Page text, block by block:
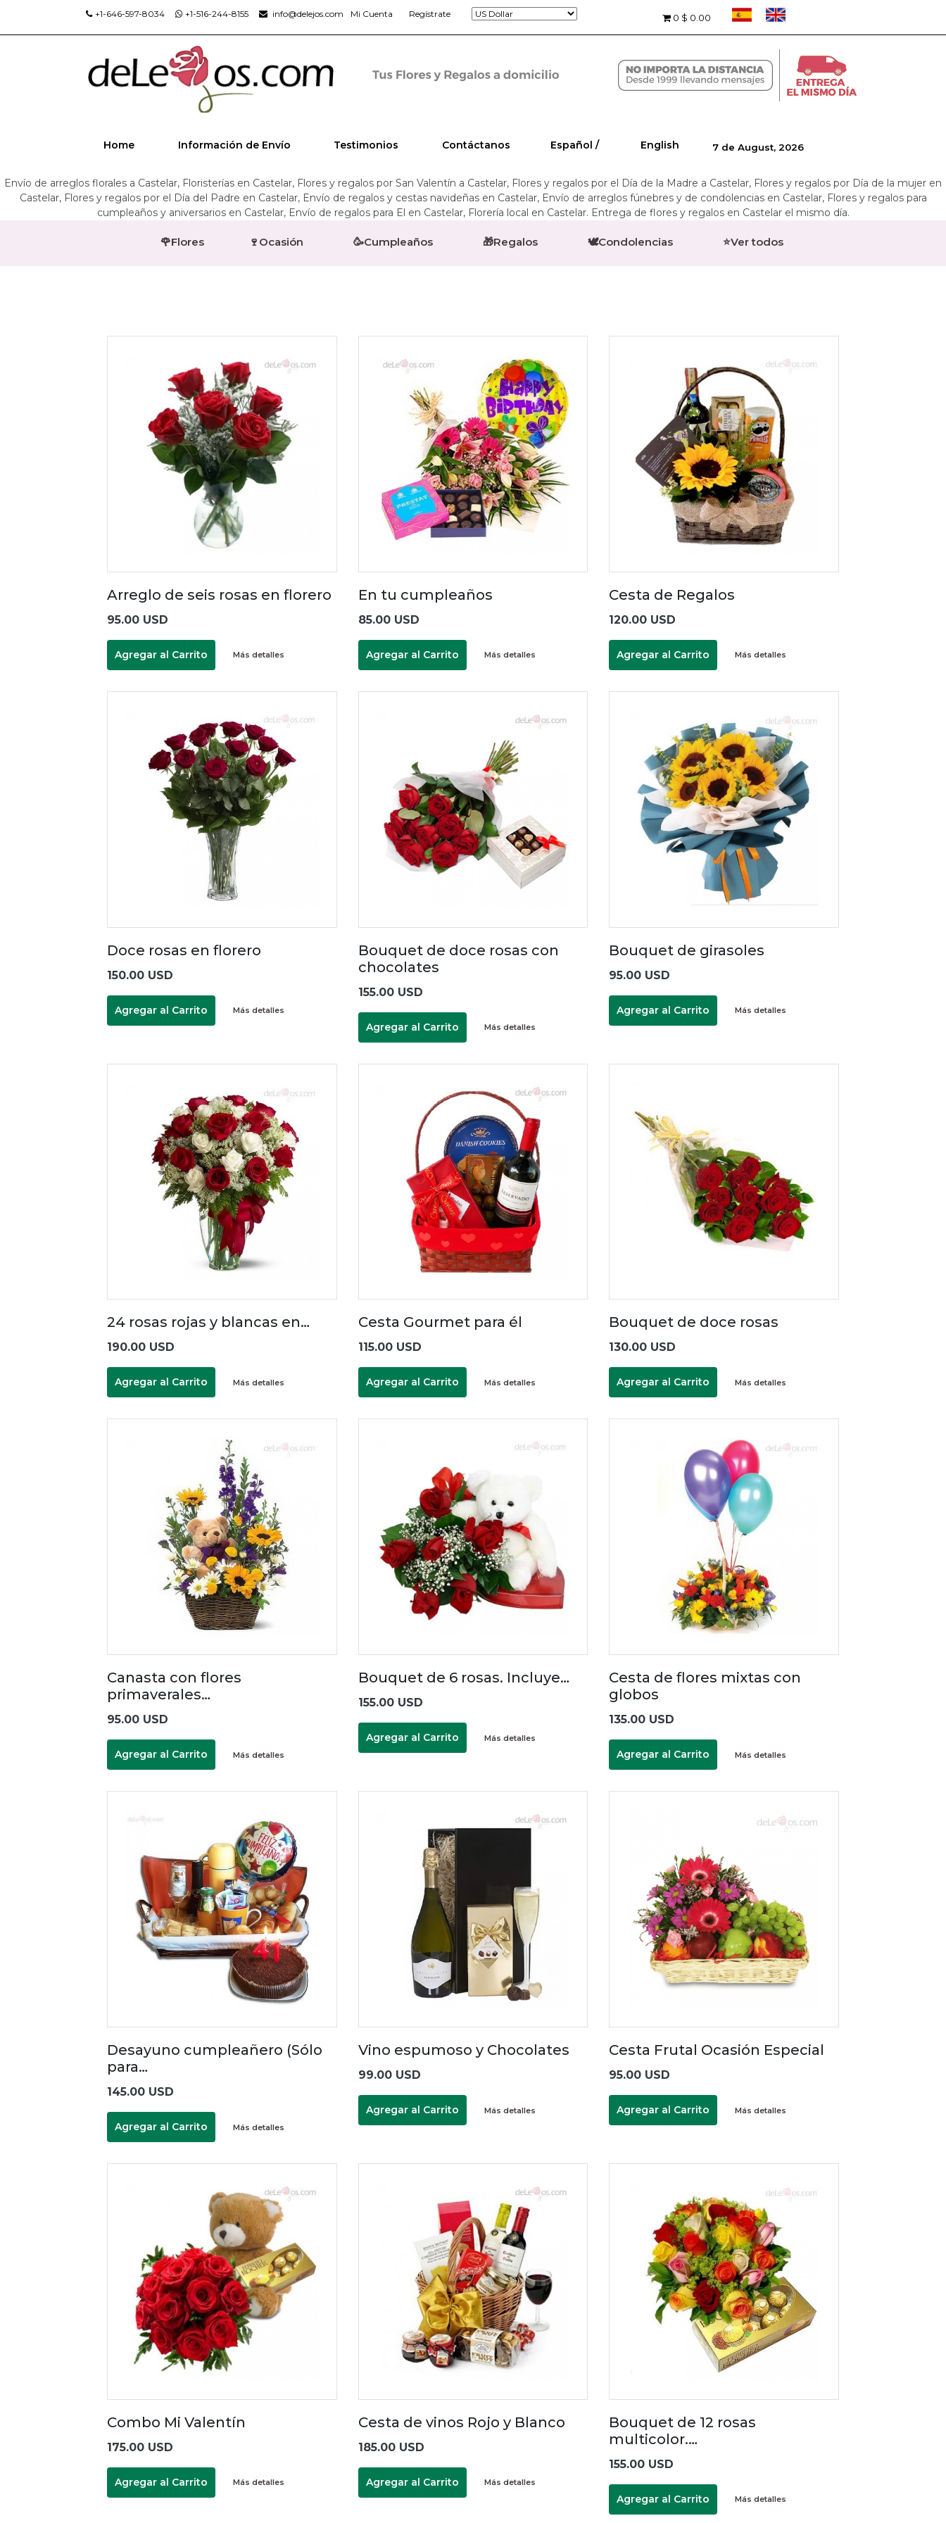
+1-646-597-8034 +1-516-244-8155 info@delejos.com Mi Cuenta Regístrate 0 $ 0.00
Home Información de Envío Testimonios Contáctanos Español / English 7 de August, 2026
Envío de arreglos florales a Castelar, Floristerías en Castelar, Flores y regalos por San Valentín a Castelar, Flores y regalos por el Día de la Madre a Castelar, Flores y regalos por Día de la mujer en
Castelar, Flores y regalos por el Día del Padre en Castelar, Envío de regalos y cestas navideñas en Castelar, Envío de arreglos fúnebres y de condolencias en Castelar, Flores y regalos para
cumpleaños y aniversarios en Castelar, Envío de regalos para El en Castelar, Florería local en Castelar. Entrega de flores y regalos en Castelar el mismo día.
🌹Flores 🍷Ocasión 🥳Cumpleaños 🎁Regalos 🕊️Condolencias ⭐Ver todos
Arreglo de seis rosas en florero
95.00 USD
Agregar al Carrito Más detalles
En tu cumpleaños
85.00 USD
Agregar al Carrito Más detalles
Cesta de Regalos
120.00 USD
Agregar al Carrito Más detalles
Doce rosas en florero
150.00 USD
Agregar al Carrito Más detalles
Bouquet de doce rosas con
chocolates
155.00 USD
Agregar al Carrito Más detalles
Bouquet de girasoles
95.00 USD
Agregar al Carrito Más detalles
24 rosas rojas y blancas en…
190.00 USD
Agregar al Carrito Más detalles
Cesta Gourmet para él
115.00 USD
Agregar al Carrito Más detalles
Bouquet de doce rosas
130.00 USD
Agregar al Carrito Más detalles
Canasta con flores
primaverales…
95.00 USD
Agregar al Carrito Más detalles
Bouquet de 6 rosas. Incluye…
155.00 USD
Agregar al Carrito Más detalles
Cesta de flores mixtas con
globos
135.00 USD
Agregar al Carrito Más detalles
Desayuno cumpleañero (Sólo
para…
145.00 USD
Agregar al Carrito Más detalles
Vino espumoso y Chocolates
99.00 USD
Agregar al Carrito Más detalles
Cesta Frutal Ocasión Especial
95.00 USD
Agregar al Carrito Más detalles
Combo Mi Valentín
175.00 USD
Agregar al Carrito Más detalles
Cesta de vinos Rojo y Blanco
185.00 USD
Agregar al Carrito Más detalles
Bouquet de 12 rosas
multicolor.…
155.00 USD
Agregar al Carrito Más detalles